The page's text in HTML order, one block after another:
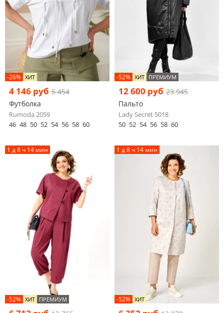
-26% ХИТ
4 146 руб 5 454
Футболка
Rumoda 2059
46 48 50 52 54 56 58 60
-52% ХИТ ПРЕМИУМ
12 600 руб 23 945
Пальто
Lady Secret 5018
50 52 54 56 58 60
1 д 8 ч 14 мин
-52% ХИТ ПРЕМИУМ
1 д 8 ч 14 мин
-52% ХИТ